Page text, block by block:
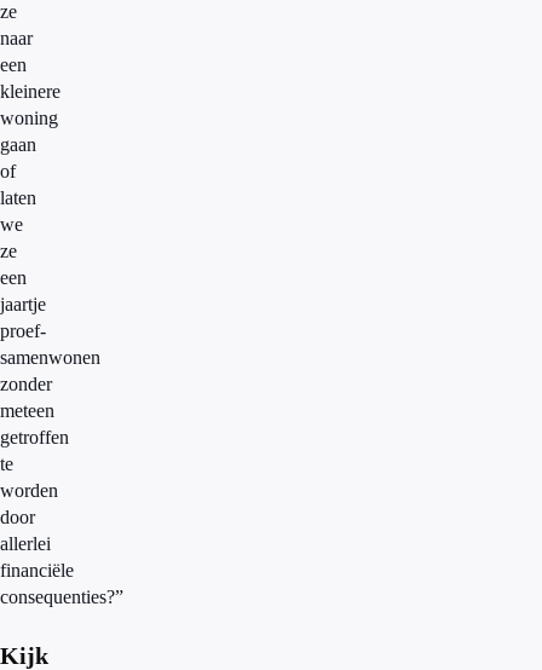
ze
naar
een
kleinere
woning
gaan
of
laten
we
ze
een
jaartje
proef-
samenwonen
zonder
meteen
getroffen
te
worden
door
allerlei
financiële
consequenties?”
Kijk